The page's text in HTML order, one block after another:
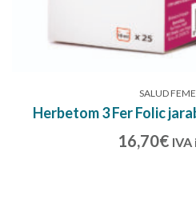
SALUD
Herbetom 3 Fer Folic
16,70€